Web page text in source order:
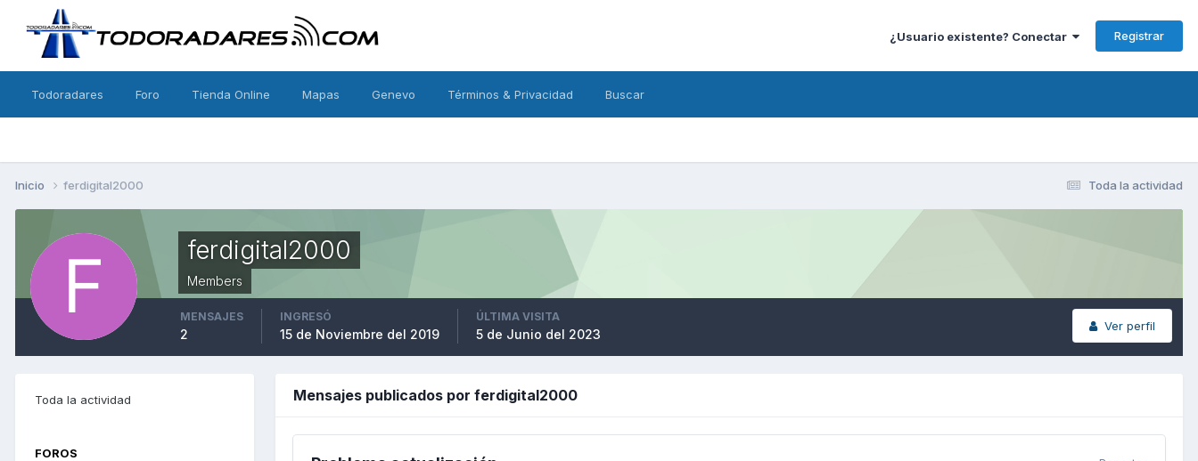
¿Usuario existente? Conectar Registrar
Todoradares Foro Tienda Online Mapas Genevo Términos & Privacidad Buscar
Toda la actividad
Inicio ferdigital2000
ferdigital2000
Members
Ver perfil
MENSAJES
2
INGRESÓ
15 de Noviembre del 2019
ÚLTIMA VISITA
5 de Junio del 2023
Toda la actividad
FOROS
Mensajes publicados por ferdigital2000